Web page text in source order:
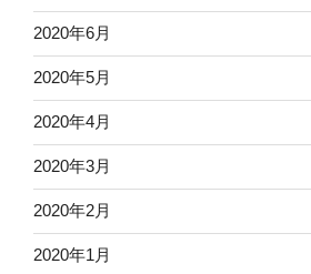
2020年6月
2020年5月
2020年4月
2020年3月
2020年2月
2020年1月